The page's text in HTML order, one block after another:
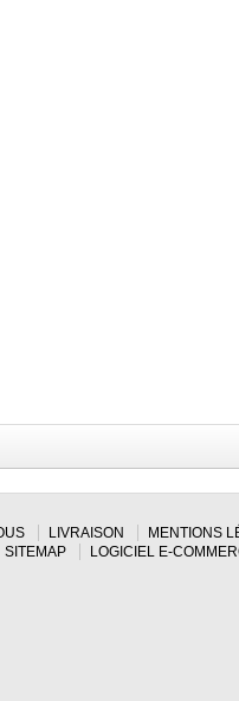
LIVRAISON MENTIONS
SITEMAP LOGICIEL E-